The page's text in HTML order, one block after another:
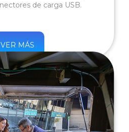
de carga USB.
VER MÁS